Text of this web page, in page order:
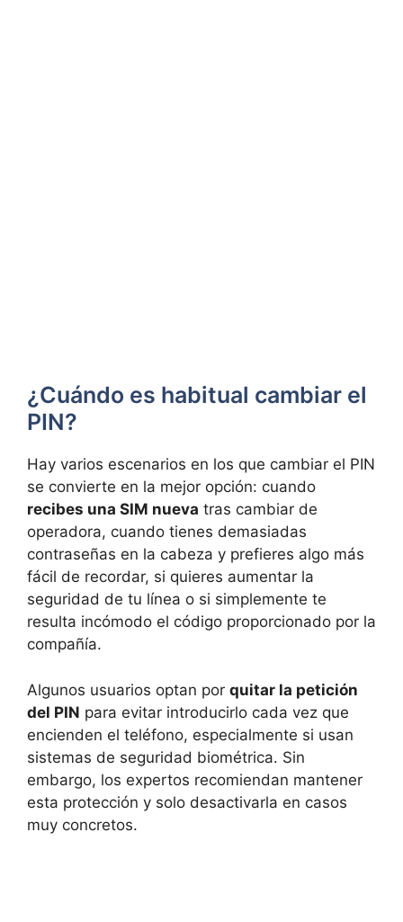
¿Cuándo es habitual cambiar el
PIN?
Hay varios escenarios en los que cambiar el PIN
se convierte en la mejor opción: cuando
recibes una SIM nueva tras cambiar de
operadora, cuando tienes demasiadas
contraseñas en la cabeza y prefieres algo más
fácil de recordar, si quieres aumentar la
seguridad de tu línea o si simplemente te
resulta incómodo el código proporcionado por la
compañía.
Algunos usuarios optan por quitar la petición
del PIN para evitar introducirlo cada vez que
encienden el teléfono, especialmente si usan
sistemas de seguridad biométrica. Sin
embargo, los expertos recomiendan mantener
esta protección y solo desactivarla en casos
muy concretos.